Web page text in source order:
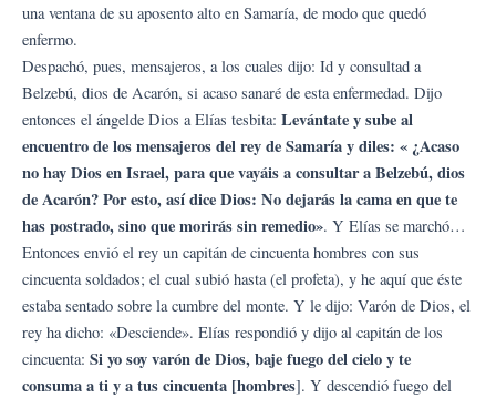
una ventana de su aposento alto en Samaría, de modo que quedó
enfermo.
Despachó, pues, mensajeros, a los cuales dijo: Id y consultad a
Belzebú, dios de Acarón, si acaso sanaré de esta enfermedad. Dijo
entonces el ángelde Dios a Elías tesbita: Levántate y sube al
encuentro de los mensajeros del rey de Samaría y diles: « ¿Acaso
no hay Dios en Israel, para que vayáis a consultar a Belzebú, dios
de Acarón? Por esto, así dice Dios: No dejarás la cama en que te
has postrado, sino que morirás sin remedio». Y Elías se marchó…
Entonces envió el rey un capitán de cincuenta hombres con sus
cincuenta soldados; el cual subió hasta (el profeta), y he aquí que éste
estaba sentado sobre la cumbre del monte. Y le dijo: Varón de Dios, el
rey ha dicho: «Desciende». Elías respondió y dijo al capitán de los
cincuenta: Si yo soy varón de Dios, baje fuego del cielo y te
consuma a ti y a tus cincuenta [hombres]. Y descendió fuego del